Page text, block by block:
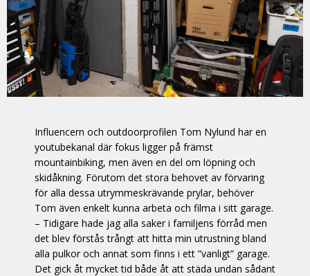
Influencern och outdoorprofilen Tom Nylund har en
youtubekanal där fokus ligger på främst
mountainbiking, men även en del om löpning och
skidåkning. Förutom det stora behovet av förvaring
för alla dessa utrymmeskrävande prylar, behöver
Tom även enkelt kunna arbeta och filma i sitt garage.
– Tidigare hade jag alla saker i familjens förråd men
det blev förstås trångt att hitta min utrustning bland
alla pulkor och annat som finns i ett ”vanligt” garage.
Det gick åt mycket tid både åt att städa undan sådant